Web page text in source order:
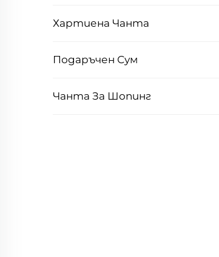
Хартиена Чанта
Подаръчен Сум
Чанта За Шопинг